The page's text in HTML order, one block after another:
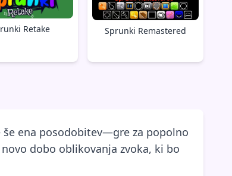
Retake Sprunki Remastered
še ena posodobitev—gre za popolno
dobo oblikovanja zvoka, ki bo